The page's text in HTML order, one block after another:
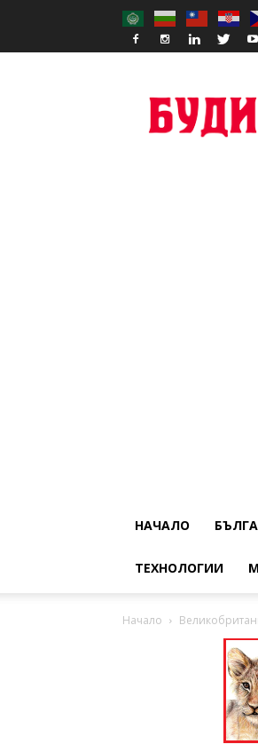
НАЧАЛО
ТЕХНОЛОГИИ
Начало